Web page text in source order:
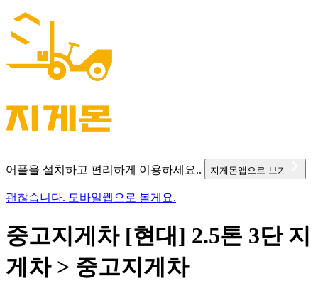
어플을 설치하고 편리하게 이용하세요.. 지게몬앱으로 보기
괜찮습니다. 모바일웹으로 볼게요.
중고지게차 [현대] 2.5톤 3단 지
게차 > 중고지게차